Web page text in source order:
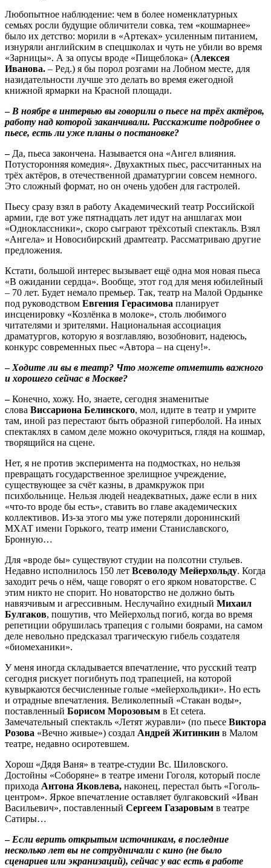
Любопытное наблюдение: чем в более номенклатурных
семьях росли будущие обличители совка, тем «кошмарнее»
было их детство: морили в «Артеках» усиленным питанием,
изнуряли английским в спецшколах и чуть не убили во время
«Зарницы». А за опусы вроде «Пищеблока» (Алексея
Иванова. – Ред.) я бы порол розгами на Лобном месте, для
назидательности лучше это делать во время ежегодной
книжной ярмарки на Красной площади.
– В ноябре в интервью вы говорили о пьесе на трёх актёров,
работу над которой заканчивали. Расскажите подробнее о
пьесе, есть ли уже планы о постановке?
–Да, пьеса закончена. Называется она «Ангел влияния.
Потусторонняя комедия». Двухактных пьес, рассчитанных на
трёх актёров, в отечественной драматургии совсем немного.
Это сложный формат, но он очень удобен для гастролей.
Пьесу сразу взял в работу Академический театр Российской
армии, где вот уже пятнадцать лет идут на аншлагах мои
«Одноклассники», скоро сыграют трёхсотый спектакль. Взял
«Ангела» и Новосибирский драмтеатр. Рассматриваю другие
предложения.
Кстати, большой интерес вызывает ещё одна моя новая пьеса
«В ожидании сердца». Вообще, этот год для меня юбилейный
– 70 лет. Будет немало премьер. Так, театр на Малой Ордынке
под руководством Евгения Герасимова планирует
инсценировку «Козлёнка в молоке», столь любимого
читателями и зрителями. Национальная ассоциация
драматургов, которую я возглавляю, возобновит, надеюсь,
конкурс современных пьес «Автора – на сцену!».
– Ходите ли вы в театр? Что можете отметить важного
и хорошего сейчас в Москве?
–Конечно, хожу. Но, знаете, сегодня знаменитые
слова Виссариона Белинского, мол, идите в театр и умрите
там, иной раз перестают быть образной гиперболой. На иных
спектаклях в самом деле можно окочуриться, глядя на кошмар,
творящийся на сцене.
Нет, я не против эксперимента на подмостках, но нельзя
превращать государственное зрелищное учреждение,
существующее за счёт казны, в драмкружок при
психбольнице. Нельзя людей неадекватных, даже если в них
«что-то вроде бы есть», ставить во главе академических
коллективов. Из-за этого мы уже потеряли доронинский
МХАТ имени Горького, театр имени Станиславского,
Бронную…
Для «вроде бы» существуют студии на полсотни стульев.
Недавно исполнилось 150 лет Всеволоду Мейерхольду. Когда
заходит речь о нём, чаще говорят о его ярком новаторстве. С
этим никто не спорит. Но новаторство не должно быть
навязчивым и агрессивным. Неслучайно ехидный Михаил
Булгаков, пошутив, что Мейерхольд погиб, когда во время
репетиции обрушилась трапеция с голыми боярами, на самом
деле невольно предсказал трагическую гибель создателя
«биомеханики».
У меня иногда складывается впечатление, что русский театр
сегодня рискует погибнуть под трапецией, на которой
кувыркаются бесчисленные голые «мейерхольдики». Но есть
и отрадные впечатления. Великолепный «Стакан воды»,
поставленный Борисом Морозовым в Et cetera.
Замечательный спектакль «Летят журавли» (по пьесе Виктора
Розова «Вечно живые») создал Андрей Житинкин в Малом
театре, недавно осиротевшем.
Хорош «Дядя Ваня» в театре-студии Вс. Шиловского.
Достойны «Соборяне» в театре имени Гоголя, который после
прихода Антона Яковлева, наконец, перестал быть «Гоголь-
центром». Яркое впечатление оставляет булгаковский «Иван
Васильевич», поставленный Сергеем Газаровым в театре
Сатиры…
– Если верить открытым источникам, в последние
несколько лет вы не сотрудничали с кино (не было
сценариев или экранизаций), сейчас у вас есть в работе